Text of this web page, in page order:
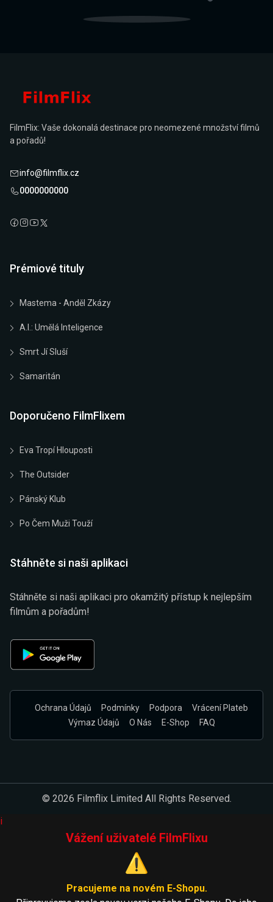
FilmFlix: Vaše dokonalá destinace pro neomezené množství filmů
a pořadů!
info@filmflix.cz
0000000000
Prémiové tituly
Mastema - Anděl Zkázy
A.I.: Umělá Inteligence
Smrt Jí Sluší
Samaritán
Doporučeno FilmFlixem
Eva Tropí Hlouposti
The Outsider
Pánský Klub
Po Čem Muži Touží
Stáhněte si naši aplikaci
Stáhněte si naši aplikaci pro okamžitý přístup k nejlepším
filmům a pořadům!
Ochrana Údajů Podmínky Podpora
Vrácení Plateb
Výmaz Údajů
O Nás E-Shop FAQ
© 2026 Filmflix Limited All Rights Reserved.
i
Vážení uživatelé FilmFlixu
⚠️
Pracujeme na novém E-Shopu.